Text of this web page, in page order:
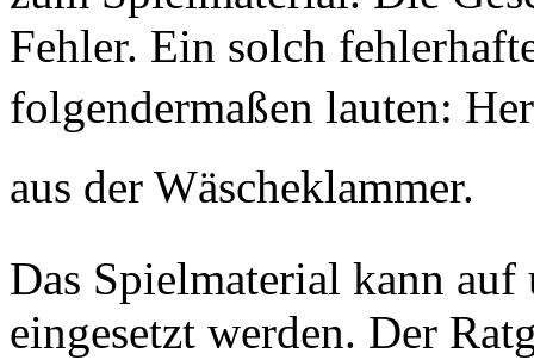
Fehler. Ein solch
folgendermaßen lauten:
aus der Wäscheklammer.
Das Spielmaterial kann
eingesetzt werden. Der